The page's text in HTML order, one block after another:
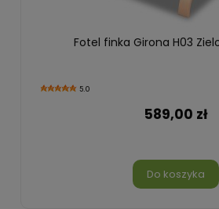
Fotel finka Girona H03
5.0
589,00 zł
Do koszyka